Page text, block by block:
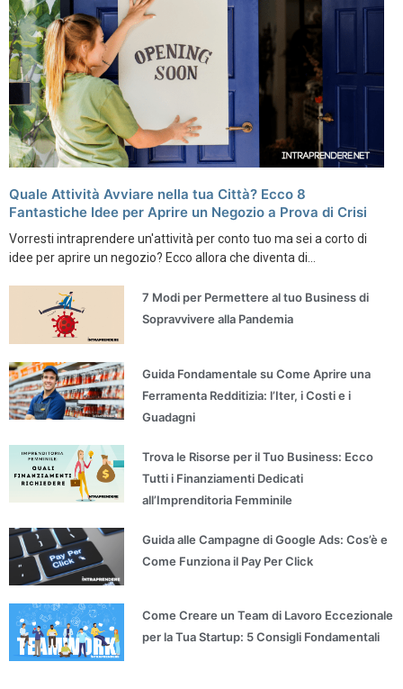
Quale Attività Avviare nella tua Città? Ecco 8
Fantastiche Idee per Aprire un Negozio a Prova di Crisi
Vorresti intraprendere un'attività per conto tuo ma sei a corto di
idee per aprire un negozio? Ecco allora che diventa di...
7 Modi per Permettere al tuo Business di
Sopravvivere alla Pandemia
Guida Fondamentale su Come Aprire una
Ferramenta Redditizia: l’Iter, i Costi e i
Guadagni
Trova le Risorse per il Tuo Business: Ecco
Tutti i Finanziamenti Dedicati
all’Imprenditoria Femminile
Guida alle Campagne di Google Ads: Cos’è e
Come Funziona il Pay Per Click
Come Creare un Team di Lavoro Eccezionale
per la Tua Startup: 5 Consigli Fondamentali